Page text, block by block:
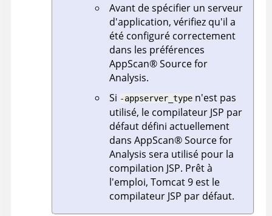
Avant de spécifier un serveur
d'application, vérifiez qu'il a
été configuré correctement
dans les préférences
AppScan®Source for
Analysis.
Si -appserver_type n'est pas
utilisé, le compilateur JSP par
défaut défini actuellement
dans AppScan®Source for
Analysis sera utilisé pour la
compilation JSP. Prêt à
l'emploi, Tomcat 9 est le
compilateur JSP par défaut.